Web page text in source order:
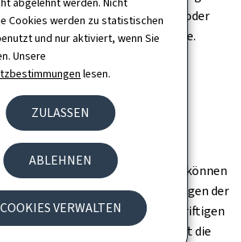
Cookies werden zu statistischen
und nur aktiviert, wenn Sie
Unsere
lesen.
ZULASSEN
ABLEHNEN
COOKIES VERWALTEN
von Rechten, Eigentum oder
mit dieser Internetseite.
Nutzungsbedingungen können
aufgrund von Änderungen der
oder aus sonstigen triftigen
oder Ergänzungen erfahren. Es ist die